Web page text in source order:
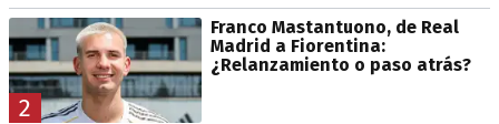
2
Franco Mastantuono, de Real
Madrid a Fiorentina:
¿Relanzamiento o paso atrás?